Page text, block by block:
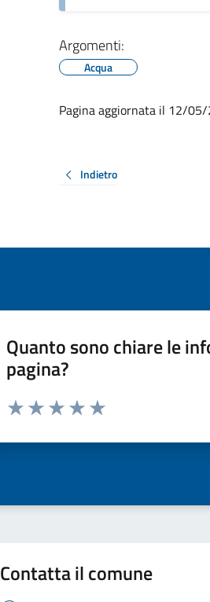
Argomenti:
Acqua
Pagina aggiornata il 12/
Indietro
Quanto sono chiare le
pagina?
Valuta da 1 a 5 stelle la pagina
Contatta il comune